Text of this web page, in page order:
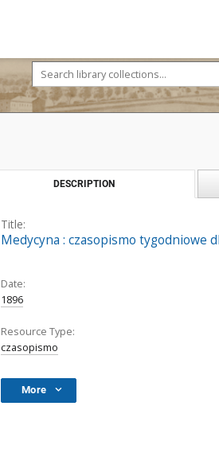
DESCRIPTION
Title:
Medycyna : czasopismo tygodniowe
Date:
1896
Resource Type:
czasopismo
More